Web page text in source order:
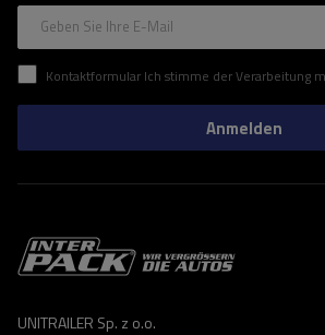
Geben Sie Ihre E-Mail
Kontaktformular Ich stimme der Verarbeitung meiner im Kontaktformular enthaltenen personenbezogenen Daten gemäß der
Anmelden
UNITRAILER Sp. z o.o.